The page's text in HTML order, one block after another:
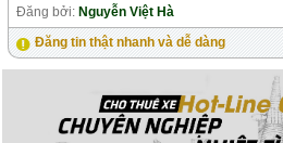
Đăng bởi: Nguyễn Việt Hà
Đăng tin thật nhanh và dễ dàng